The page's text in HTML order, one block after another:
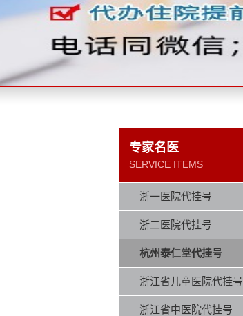
专家名医
SERVICE ITEMS
浙一医院代挂号
浙二医院代挂号
杭州泰仁堂代挂号
浙江省儿童医院代挂号
浙江省中医院代挂号